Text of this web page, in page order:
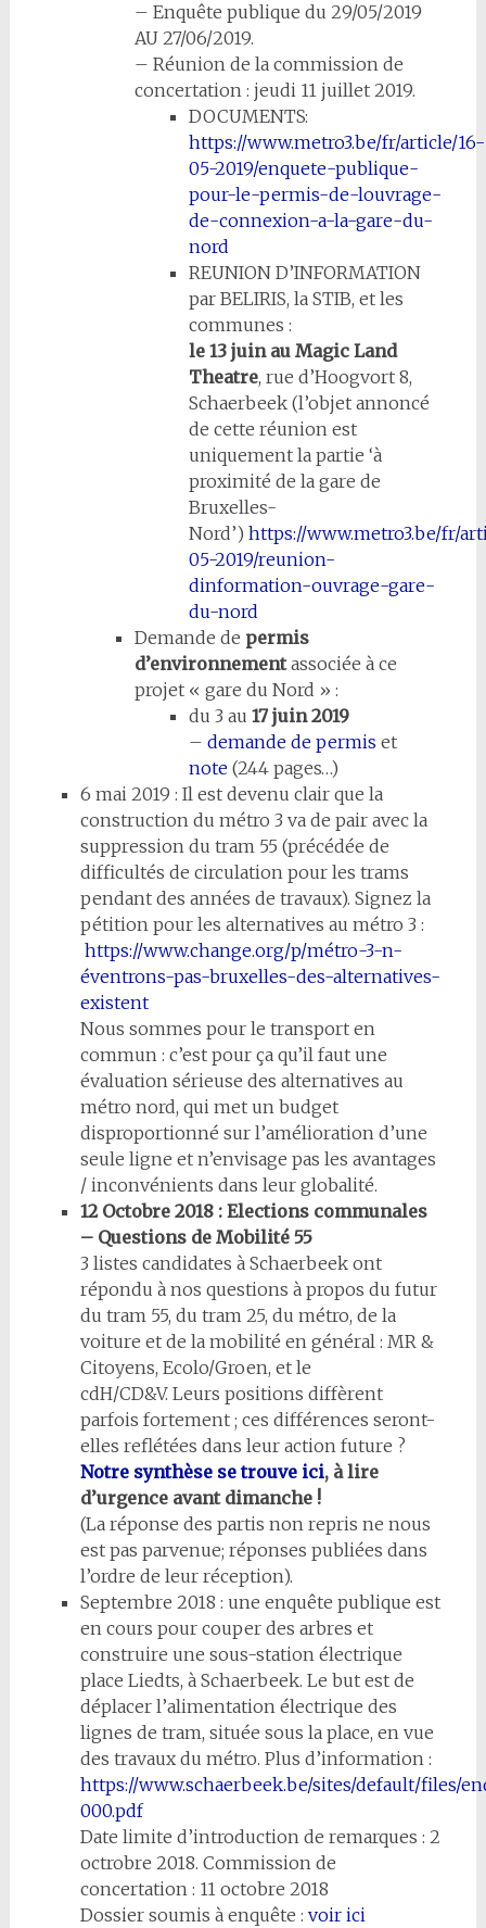
– Enquête publique du 29/05/2019
AU 27/06/2019.
– Réunion de la commission de
concertation : jeudi 11 juillet 2019.
DOCUMENTS:
https://www.metro3.be/fr/article/16-
05-2019/enquete-publique-
pour-le-permis-de-louvrage-
de-connexion-a-la-gare-du-
nord
REUNION D’INFORMATION
par BELIRIS, la STIB, et les
communes :
le 13 juin au Magic Land
Theatre, rue d’Hoogvort 8,
Schaerbeek (l’objet annoncé
de cette réunion est
uniquement la partie ‘à
proximité de la gare de
Bruxelles-
Nord’) https://www.metro3.be/fr/
05-2019/reunion-
dinformation-ouvrage-gare-
du-nord
Demande de permis
d’environnementassociée à ce
projet « gare du Nord » :
du 3 au 17 juin 2019
– demande de permis et
note(244 pages…)
6 mai 2019 : Il est devenu clair que la
construction du métro 3 va de pair avec la
suppression du tram 55 (précédée de
difficultés de circulation pour les trams
pendant des années de travaux). Signez la
pétition pour les alternatives au métro 3 :
https://www.change.org/p/métro-3-n-
éventrons-pas-bruxelles-des-alternatives-
existent
Nous sommes pour le transport en
commun : c’est pour ça qu’il faut une
évaluation sérieuse des alternatives au
métro nord, qui met un budget
disproportionné sur l’amélioration d’une
seule ligne et n’envisage pas les avantages
/ inconvénients dans leur globalité.
12 Octobre 2018 : Elections communales
– Questions de Mobilité 55
3 listes candidates à Schaerbeek ont
répondu à nos questions à propos du futur
du tram 55, du tram 25, du métro, de la
voiture et de la mobilité en général : MR &
Citoyens, Ecolo/Groen, et le
cdH/CD&V. Leurs positions diffèrent
parfois fortement ; ces différences seront-
elles reflétées dans leur action future ?
Notre synthèse se trouve ici, à lire
d’urgence avant dimanche !
(La réponse des partis non repris ne nous
est pas parvenue; réponses publiées dans
l’ordre de leur réception).
Septembre 2018 : une enquête publique est
en cours pour couper des arbres et
construire une sous-station électrique
place Liedts, à Schaerbeek. Le but est de
déplacer l’alimentation électrique des
lignes de tram, située sous la place, en vue
des travaux du métro. Plus d’information :
https://www.schaerbeek.be/sites/default/files/
000.pdf
Date limite d’introduction de remarques : 2
octrobre 2018. Commission de
concertation : 11 octobre 2018
Dossier soumis à enquête : voir ici